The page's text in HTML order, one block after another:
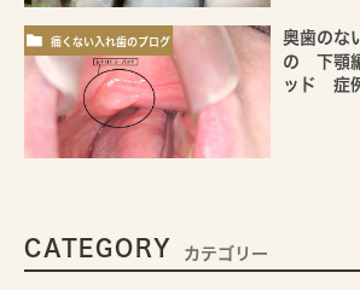
痛くない入れ歯のブログ
奥歯のな
の 下顎
ッド 症
CATEGORY カテゴリー